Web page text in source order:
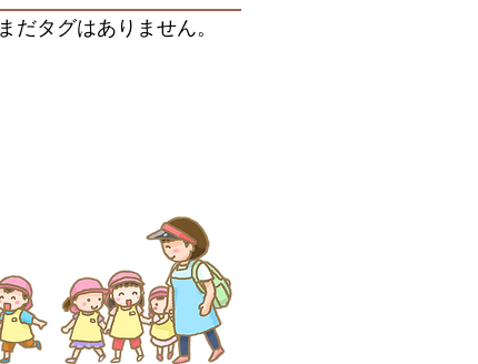
まだタグはありません。